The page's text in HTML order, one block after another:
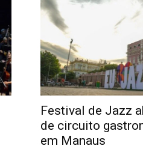
Festival de Jazz
de circuito
em Manaus